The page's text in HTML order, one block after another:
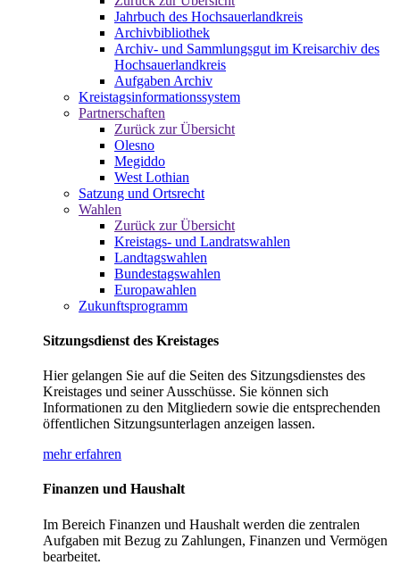
Jahrbuch des Hochsauerlandkreis
Archivbibliothek
Archiv- und Sammlungsgut im Kreisarchiv des
Hochsauerlandkreis
Aufgaben Archiv
Kreistagsinformationssystem
Partnerschaften
Zurück zur Übersicht
Olesno
Megiddo
West Lothian
Satzung und Ortsrecht
Wahlen
Zurück zur Übersicht
Kreistags- und Landratswahlen
Landtagswahlen
Bundestagswahlen
Europawahlen
Zukunftsprogramm
Sitzungsdienst des Kreistages
Hier gelangen Sie auf die Seiten des Sitzungsdienstes des
Kreistages und seiner Ausschüsse. Sie können sich
Informationen zu den Mitgliedern sowie die entsprechenden
öffentlichen Sitzungsunterlagen anzeigen lassen.
mehr erfahren
Finanzen und Haushalt
Im Bereich Finanzen und Haushalt werden die zentralen
Aufgaben mit Bezug zu Zahlungen, Finanzen und Vermögen
bearbeitet.